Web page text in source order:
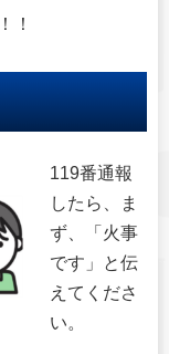
！
119番通報
したら、ま
ず、「火事
です」と伝
えてくださ
い。